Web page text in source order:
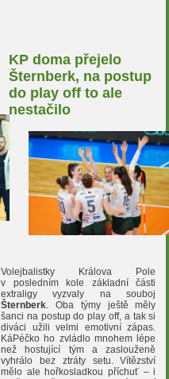
KP doma přejelo
Šternberk, na postup
do play off to ale
nestačilo
Volejbalistky Králova Pole
v posledním kole základní části
extraligy vyzvaly na souboj
Šternberk. Oba týmy ještě měly
šanci na postup do play off, a tak si
diváci užili velmi emotivní zápas.
KáPéčko ho zvládlo mnohem lépe
než hostující tým a zaslouženě
vyhrálo bez ztráty setu. Vítězství
mělo ale hořkosladkou příchuť – i